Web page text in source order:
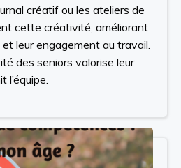
créatif ou les ateliers de
cette créativité, améliorant
leur engagement au travail.
des seniors valorise leur
l’équipe.